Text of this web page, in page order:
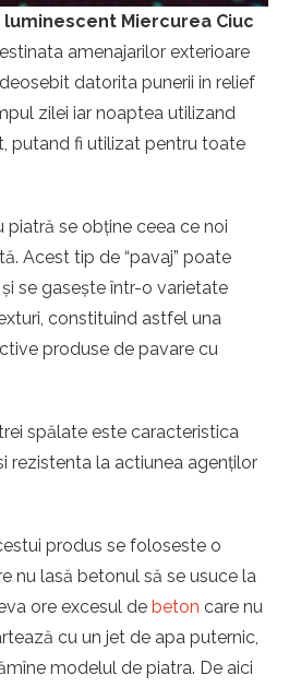
Miercurea Ciuc
amenajarilor exterioare
datorita punerii in relief
zilei iar noaptea utilizand
putand fi utilizat pentru toate
se obține ceea ce noi
Acest tip de “pavaj” poate
se gasește într-o varietate
constituind astfel una
produse de pavare cu
spălate este caracteristica
rezistenta la actiunea agenților
produs se foloseste o
nu lasă betonul să se usuce la
ore excesul de beton care nu
cu un jet de apa puternic,
modelul de piatra. De aici